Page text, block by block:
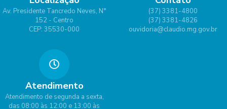
Av. Presidente Tancredo Neves, N°
152 - Centro
CEP: 35530-000
(37) 3381-4800
(37) 3381-4826
ouvidoria@claudio.mg.gov.br
Atendimento
Atendimento de segunda a sexta,
das 08:00 às 12:00 e 13:00 às